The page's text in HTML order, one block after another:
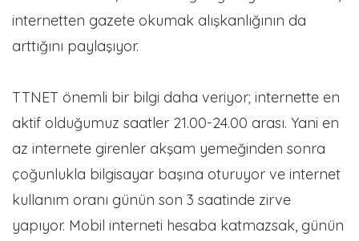
internetten gazete okumak alışkanlığının da
arttığını paylaşıyor.
TTNET önemli bir bilgi daha veriyor; internette en
aktif olduğumuz saatler 21.00-24.00 arası. Yani en
az internete girenler akşam yemeğinden sonra
çoğunlukla bilgisayar başına oturuyor ve internet
kullanım oranı günün son 3 saatinde zirve
yapıyor. Mobil interneti hesaba katmazsak, günün